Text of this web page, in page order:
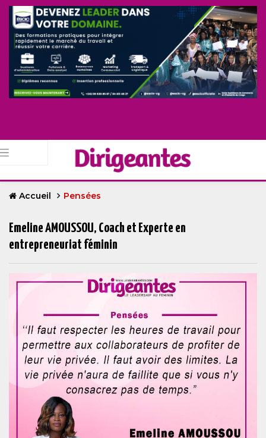
Accueil Pensées
Emeline AMOUSSOU, Coach et Experte en
entrepreneuriat féminin